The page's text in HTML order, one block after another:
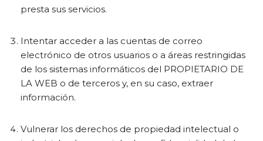
presta sus servicios.
Intentar acceder a las cuentas de correo
electrónico de otros usuarios o a áreas restringidas
de los sistemas informáticos del PROPIETARIO DE
LA WEB o de terceros y, en su caso, extraer
información.
Vulnerar los derechos de propiedad intelectual o